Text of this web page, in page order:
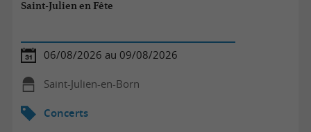
Saint-Julien en Fête
06/08/2026 au 09/08/2026
Saint-Julien-en-Born
Concerts